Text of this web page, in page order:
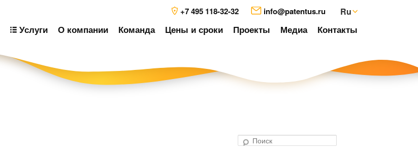
+7 495 118-32-32 info@patentus.ru Ru
Услуги О компании Команда Цены и сроки Проекты Медиа Контакты